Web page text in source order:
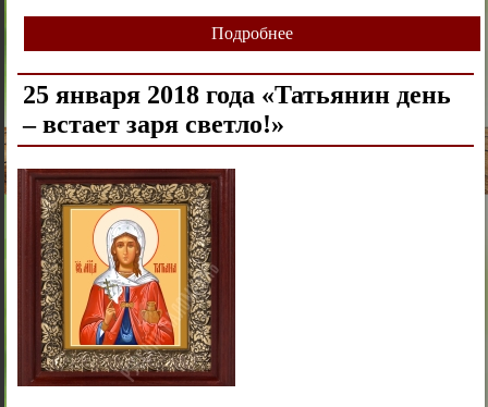
Подробнее
25 января 2018 года «Татьянин день
– встает заря светло!»